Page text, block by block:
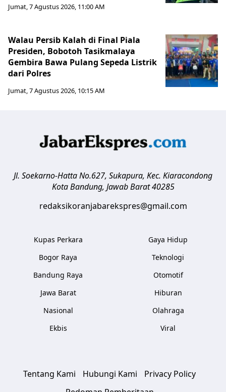
Jumat, 7 Agustus 2026, 11:00 AM
Walau Persib Kalah di Final Piala
Presiden, Bobotoh Tasikmalaya
Gembira Bawa Pulang Sepeda Listrik
dari Polres
Jumat, 7 Agustus 2026, 10:15 AM
Jl. Soekarno-Hatta No.627, Sukapura, Kec. Kiaracondong
Kota Bandung, Jawab Barat 40285
redaksikoranjabarekspres@gmail.com
Kupas Perkara
Bogor Raya
Bandung Raya
Jawa Barat
Nasional
Ekbis
Gaya Hidup
Teknologi
Otomotif
Hiburan
Olahraga
Viral
Tentang Kami Hubungi Kami
Privacy Policy